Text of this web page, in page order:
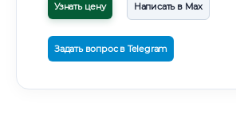
Узнать цену Написать в Max
Задать вопрос в Telegram